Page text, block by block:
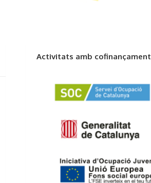
Activitats amb cofinançament